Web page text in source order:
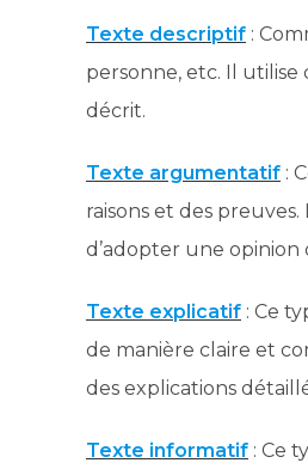
Texte descriptif :
personne, etc. Il utilise
décrit.
Texte argumentatif :
raisons et des
d’adopter une
Texte explicatif : Ce
de manière claire et
des explications
Texte informatif : Ce